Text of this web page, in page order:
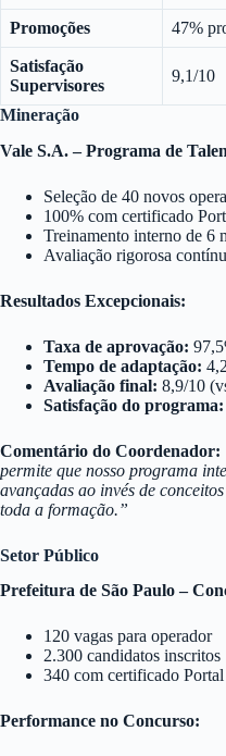
Promoções 47%
Satisfação
Supervisores
9,1/10
Mineração
Vale S.A. – Programa de
Seleção de 40 novos
100% com certificado
Treinamento interno de 6
Avaliação rigorosa
Resultados Excepcionais:
Taxa de aprovação:
Tempo de adaptação:
Avaliação final: 8,9/10
Satisfação do programa:
Comentário do Coordenador:
permite que nosso programa
avançadas ao invés de
toda a formação.”
Setor Público
Prefeitura de São Paulo –
120 vagas para operador
2.300 candidatos inscritos
340 com certificado Portal
Performance no Concurso: